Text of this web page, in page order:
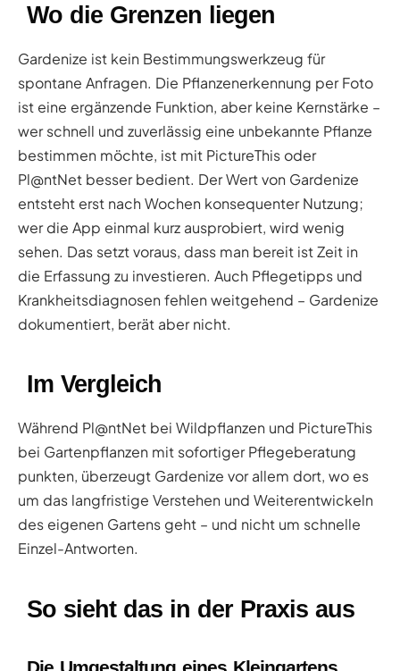
Wo die Grenzen liegen
Gardenize ist kein Bestimmungswerkzeug für
spontane Anfragen. Die Pflanzenerkennung per Foto
ist eine ergänzende Funktion, aber keine Kernstärke –
wer schnell und zuverlässig eine unbekannte Pflanze
bestimmen möchte, ist mit PictureThis oder
Pl@ntNet besser bedient. Der Wert von Gardenize
entsteht erst nach Wochen konsequenter Nutzung;
wer die App einmal kurz ausprobiert, wird wenig
sehen. Das setzt voraus, dass man bereit ist Zeit in
die Erfassung zu investieren. Auch Pflegetipps und
Krankheitsdiagnosen fehlen weitgehend – Gardenize
dokumentiert, berät aber nicht.
Im Vergleich
Während Pl@ntNet bei Wildpflanzen und PictureThis
bei Gartenpflanzen mit sofortiger Pflegeberatung
punkten, überzeugt Gardenize vor allem dort, wo es
um das langfristige Verstehen und Weiterentwickeln
des eigenen Gartens geht – und nicht um schnelle
Einzel-Antworten.
So sieht das in der Praxis aus